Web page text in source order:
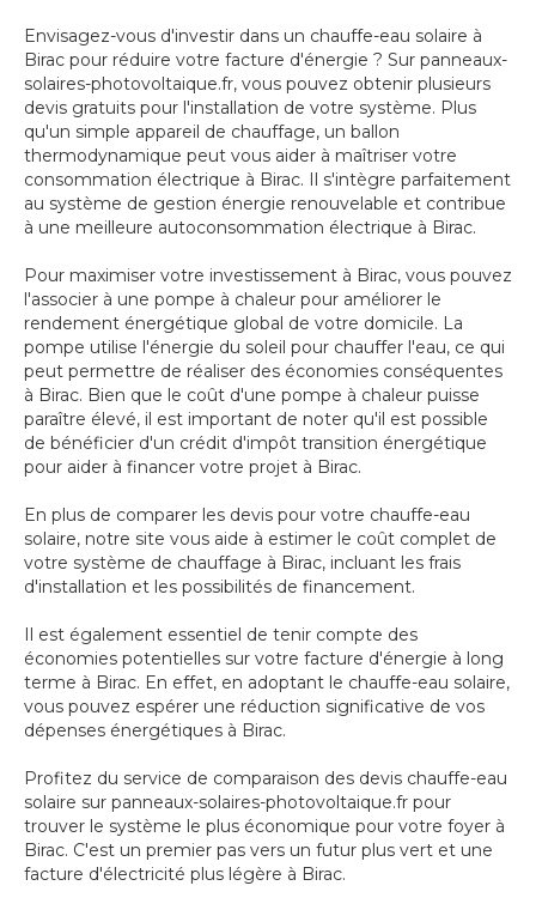
Envisagez-vous d'investir dans un chauffe-eau solaire à
Birac pour réduire votre facture d'énergie ? Sur panneaux-
solaires-photovoltaique.fr, vous pouvez obtenir plusieurs
devis gratuits pour l'installation de votre système. Plus
qu'un simple appareil de chauffage, un ballon
thermodynamique peut vous aider à maîtriser votre
consommation électrique à Birac. Il s'intègre parfaitement
au système de gestion énergie renouvelable et contribue
à une meilleure autoconsommation électrique à Birac.
Pour maximiser votre investissement à Birac, vous pouvez
l'associer à une pompe à chaleur pour améliorer le
rendement énergétique global de votre domicile. La
pompe utilise l'énergie du soleil pour chauffer l'eau, ce qui
peut permettre de réaliser des économies conséquentes
à Birac. Bien que le coût d'une pompe à chaleur puisse
paraître élevé, il est important de noter qu'il est possible
de bénéficier d'un crédit d'impôt transition énergétique
pour aider à financer votre projet à Birac.
En plus de comparer les devis pour votre chauffe-eau
solaire, notre site vous aide à estimer le coût complet de
votre système de chauffage à Birac, incluant les frais
d'installation et les possibilités de financement.
Il est également essentiel de tenir compte des
économies potentielles sur votre facture d'énergie à long
terme à Birac. En effet, en adoptant le chauffe-eau solaire,
vous pouvez espérer une réduction significative de vos
dépenses énergétiques à Birac.
Profitez du service de comparaison des devis chauffe-eau
solaire sur panneaux-solaires-photovoltaique.fr pour
trouver le système le plus économique pour votre foyer à
Birac. C'est un premier pas vers un futur plus vert et une
facture d'électricité plus légère à Birac.